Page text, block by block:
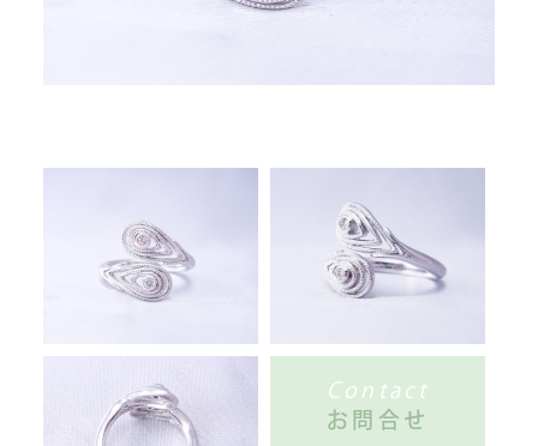
Contact
お問合せ